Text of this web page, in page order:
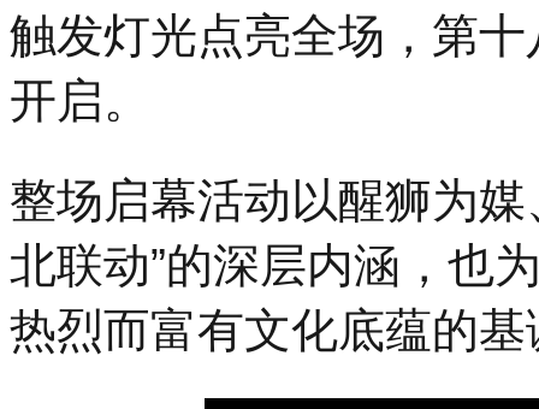
触发灯光点亮全场，第
开启。
整场启幕活动以醒狮为
北联动”的深层内涵，也
热烈而富有文化底蕴的基